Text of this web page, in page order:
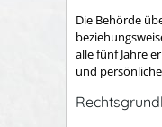
Die Behörde
alle fünf Jahre
und